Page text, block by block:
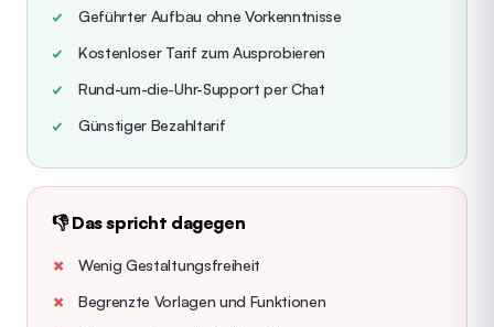
Geführter Aufbau ohne Vorkenntnisse
Kostenloser Tarif zum Ausprobieren
Rund-um-die-Uhr-Support per Chat
Günstiger Bezahltarif
👎 Das spricht dagegen
Wenig Gestaltungsfreiheit
Begrenzte Vorlagen und Funktionen